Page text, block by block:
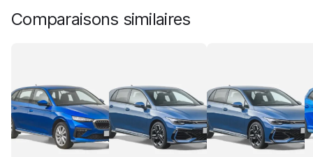
Comparaisons similaires